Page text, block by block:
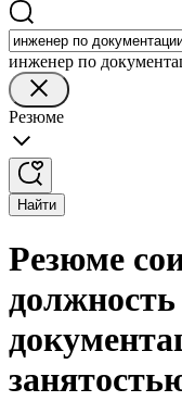
инженер по
Резюме
Найти
Резюме